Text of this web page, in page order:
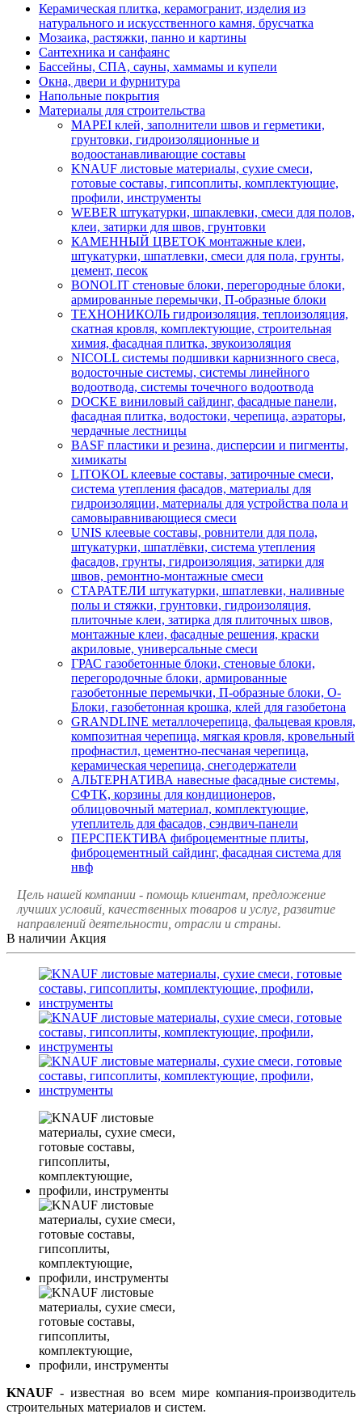
Керамическая плитка, керамогранит, изделия из
натурального и искусственного камня, брусчатка
Мозаика, растяжки, панно и картины
Сантехника и санфаянс
Бассейны, СПА, сауны, хаммамы и купели
Окна, двери и фурнитура
Напольные покрытия
Материалы для строительства
MAPEI клей, заполнители швов и герметики,
грунтовки, гидроизоляционные и
водоостанавливающие составы
KNAUF листовые материалы, сухие смеси,
готовые составы, гипсоплиты, комплектующие,
профили, инструменты
WEBER штукатурки, шпаклевки, смеси для полов,
клеи, затирки для швов, грунтовки
КАМЕННЫЙ ЦВЕТОК монтажные клеи,
штукатурки, шпатлевки, смеси для пола, грунты,
цемент, песок
BONOLIT стеновые блоки, перегородные блоки,
армированные перемычки, П-образные блоки
ТЕХНОНИКОЛЬ гидроизоляция, теплоизоляция,
скатная кровля, комплектующие, строительная
химия, фасадная плитка, звукоизоляция
NICOLL системы подшивки карнизнного свеса,
водосточные системы, системы линейного
водоотвода, системы точечного водоотвода
DOCKE виниловый сайдинг, фасадные панели,
фасадная плитка, водостоки, черепица, аэраторы,
чердачные лестницы
BASF пластики и резина, дисперсии и пигменты,
химикаты
LITOKOL клеевые составы, затирочные смеси,
система утепления фасадов, материалы для
гидроизоляции, материалы для устройства пола и
самовыравнивающиеся смеси
UNIS клеевые составы, ровнители для пола,
штукатурки, шпатлёвки, система утепления
фасадов, грунты, гидроизоляция, затирки для
швов, ремонтно-монтажные смеси
СТАРАТЕЛИ штукатурки, шпатлевки, наливные
полы и стяжки, грунтовки, гидроизоляция,
плиточные клеи, затирка для плиточных швов,
монтажные клеи, фасадные решения, краски
акриловые, универсальные смеси
ГРАС газобетонные блоки, стеновые блоки,
перегородочные блоки, армированные
газобетонные перемычки, П-образные блоки, О-
Блоки, газобетонная крошка, клей для газобетона
GRANDLINE металлочерепица, фальцевая кровля,
композитная черепица, мягкая кровля, кровельный
профнастил, цементно-песчаная черепица,
керамическая черепица, снегодержатели
АЛЬТЕРНАТИВА навесные фасадные системы,
СФТК, корзины для кондиционеров,
облицовочный материал, комплектующие,
утеплитель для фасадов, сэндвич-панели
ПЕРСПЕКТИВА фиброцементные плиты,
фиброцементный сайдинг, фасадная система для
нвф
Цель нашей компании - помощь клиентам, предложение
лучших условий, качественных товаров и услуг, развитие
направлений деятельности, отрасли и страны.
В наличии Акция
KNAUF - известная во всем мире компания-производитель
строительных материалов и систем.